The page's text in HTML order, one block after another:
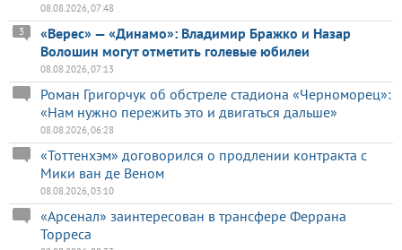
08.08.2026, 07:48
«Верес» — «Динамо»: Владимир Бражко и Назар
Волошин могут отметить голевые юбилеи
3
08.08.2026, 07:13
Роман Григорчук об обстреле стадиона «Черноморец»:
«Нам нужно пережить это и двигаться дальше»
08.08.2026, 06:28
«Тоттенхэм» договорился о продлении контракта с
Мики ван де Веном
08.08.2026, 03:10
«Арсенал» заинтересован в трансфере Феррана
Торреса